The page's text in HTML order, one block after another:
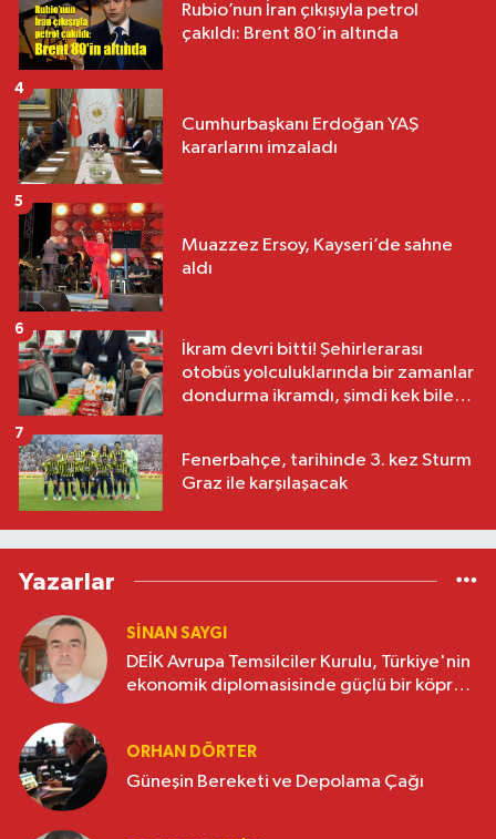
Rubio’nun İran çıkışıyla petrol
çakıldı: Brent 80’in altında
Cumhurbaşkanı Erdoğan YAŞ
kararlarını imzaladı
4
Muazzez Ersoy, Kayseri’de sahne
aldı
5
İkram devri bitti! Şehirlerarası
otobüs yolculuklarında bir zamanlar
dondurma ikramdı, şimdi kek bile
6
Fenerbahçe, tarihinde 3. kez Sturm
Graz ile karşılaşacak
7
Yazarlar
SINAN SAYGI
DEİK Avrupa Temsilciler Kurulu, Türkiye'nin
ekonomik diplomasisinde güçlü bir köprü
ORHAN DÖRTER
Güneşin Bereketi ve Depolama Çağı